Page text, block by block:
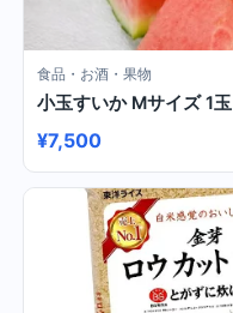
食品・お酒・果物
小玉すいか Mサイズ 1玉
¥7,500